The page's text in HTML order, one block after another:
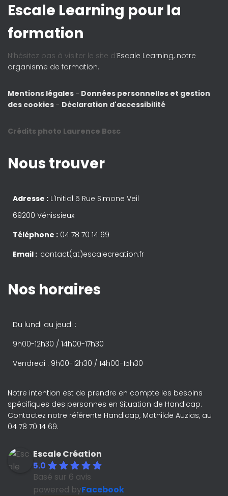
Escale Learning pour la
formation
N’hésitez pas à visiter le site d’Escale Learning, notre
organisme de formation.
Mentions légales - Données personnelles et gestion
des cookies - Déclaration d'accessibilité
Crédits photo Laurence Bosc
Nous trouver
Adresse : L'Initial 5 Rue Simone Veil
69200 Vénissieux
Téléphone : 04 78 70 14 69
Email : contact(at)escalecreation.fr
Nos horaires
Du lundi au jeudi :
9h00-12h30 / 14h00-17h30
Vendredi : 9h00-12h30 / 14h00-15h30
Notre intention est de prendre en compte les besoins
spécifiques des personnes en Situation de Handicap.
Contactez notre référente Handicap, Mathilde Auzias, au
04 78 70 14 69.
Escale Création
5.0
Basé sur 6 avis
powered byFacebook